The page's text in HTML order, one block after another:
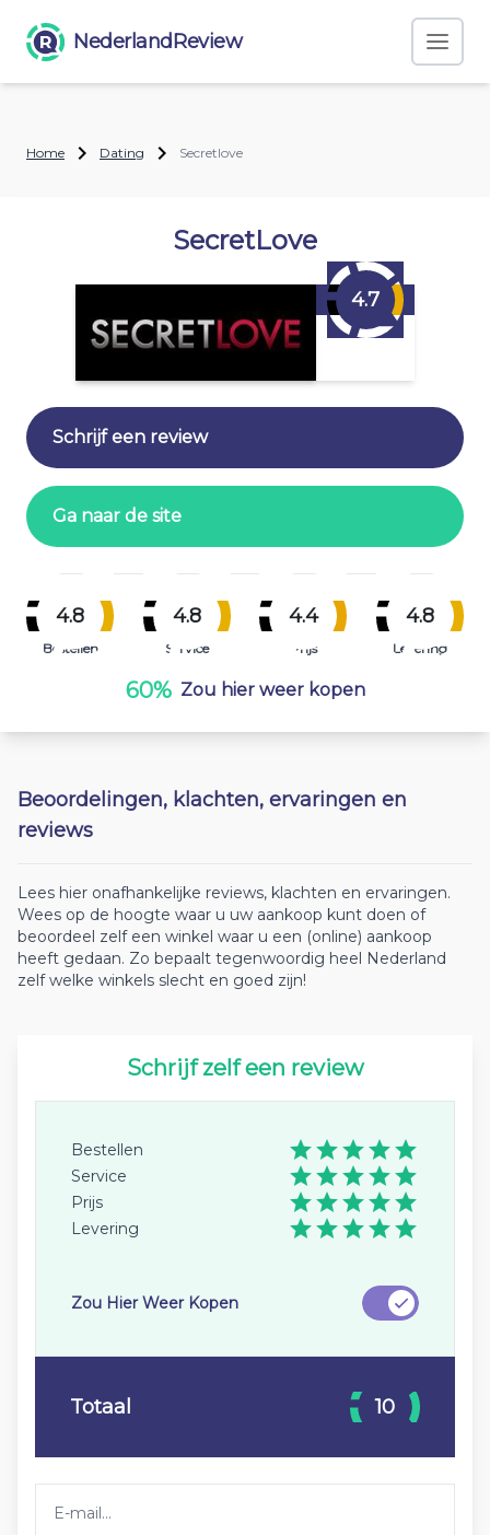
NederlandReview
Home Dating Secretlove
SecretLove
4.7
Schrijf een review
Ga naar de site
4.8
Bestellen
4.8
Service
4.4
Prijs
4.8
Levering
60% Zou hier weer kopen
Beoordelingen, klachten, ervaringen en
reviews
Lees hier onafhankelijke reviews, klachten en ervaringen.
Wees op de hoogte waar u uw aankoop kunt doen of
beoordeel zelf een winkel waar u een (online) aankoop
heeft gedaan. Zo bepaalt tegenwoordig heel Nederland
zelf welke winkels slecht en goed zijn!
Schrijf zelf een review
Bestellen
Service
Prijs
Levering
Zou Hier Weer Kopen
Totaal 10